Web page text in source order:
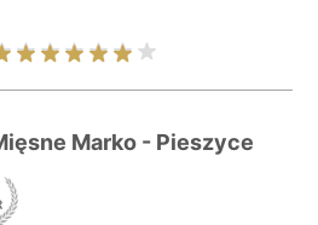
Marko - Pieszyce